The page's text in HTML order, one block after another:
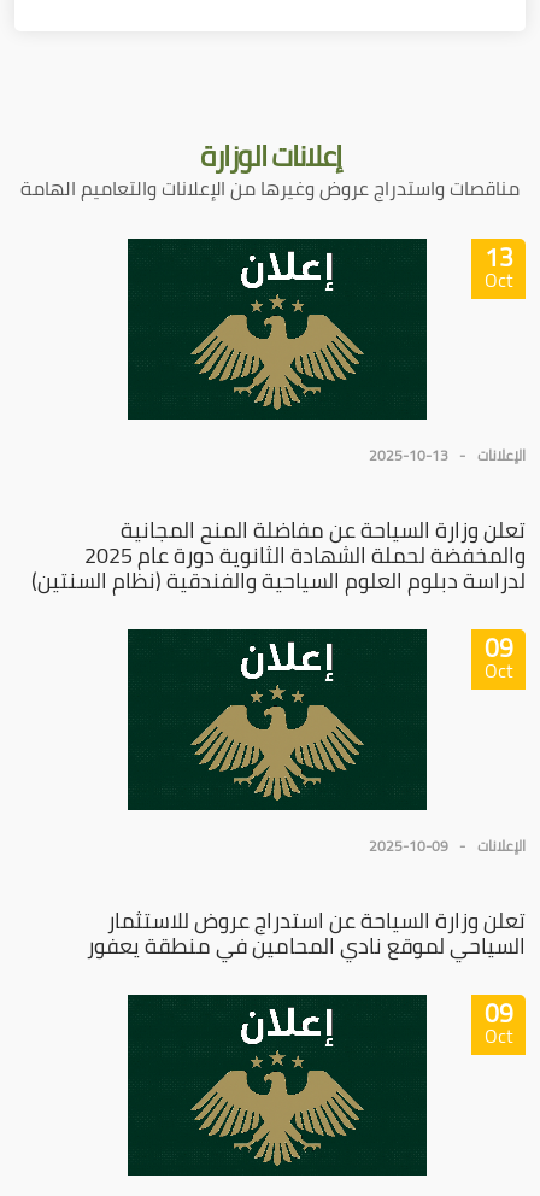
إعلاناتالوزارة
مناقصات واستدراج عروض وغيرها من الإعلانات والتعاميم الهامة
13
Oct
الإعلانات 2025-10-13
تعلن وزارة السياحة عن مفاضلة المنح المجانية
والمخفضة لحملة الشهادة الثانوية دورة عام 2025
لدراسة دبلوم العلوم السياحية والفندقية (نظام السنتين)
09
Oct
الإعلانات 2025-10-09
تعلن وزارة السياحة عن استدراج عروض للاستثمار
السياحي لموقع نادي المحامين في منطقة يعفور
09
Oct